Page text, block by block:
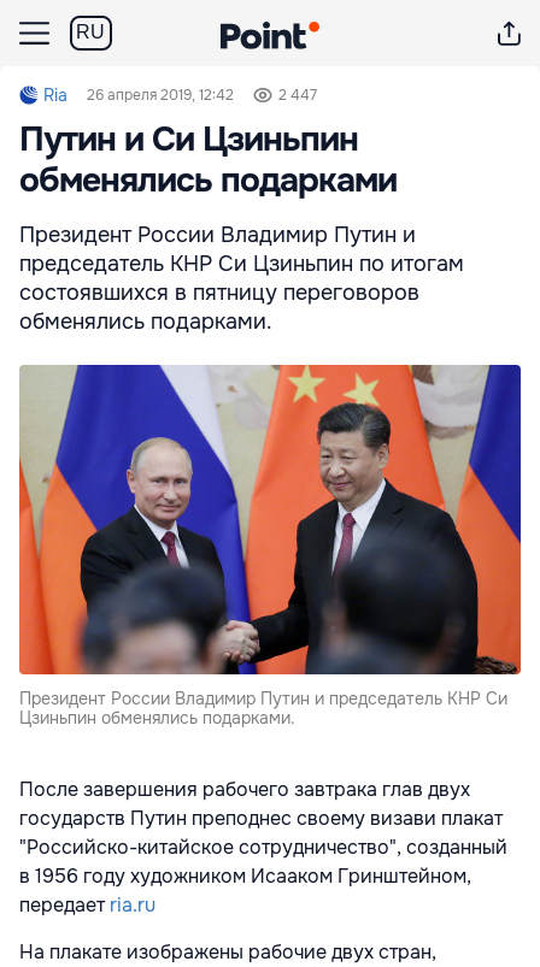
RU
Ria 26 апреля 2019, 12:42 2 447
Путин и Си Цзиньпин
обменялись подарками
Президент России Владимир Путин и
председатель КНР Си Цзиньпин по итогам
состоявшихся в пятницу переговоров
обменялись подарками.
Президент России Владимир Путин и председатель КНР Си
Цзиньпин обменялись подарками.
После завершения рабочего завтрака глав двух
государств Путин преподнес своему визави плакат
"Российско-китайское сотрудничество", созданный
в 1956 году художником Исааком Гринштейном,
передаетria.ru
На плакате изображены рабочие двух стран,